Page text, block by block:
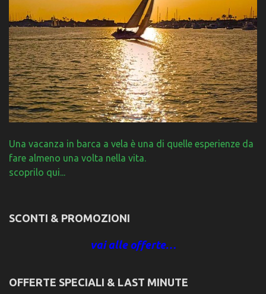
Una vacanza in barca a vela è una di quelle esperienze da
fare almeno una volta nella vita.
scoprilo qui...
SCONTI & PROMOZIONI
vai alle offerte…
OFFERTE SPECIALI & LAST MINUTE